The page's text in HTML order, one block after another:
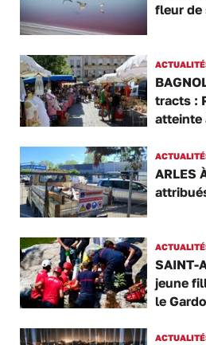
fleur de
tracts :
atteinte
ARLES
SAINT-
jeune
le